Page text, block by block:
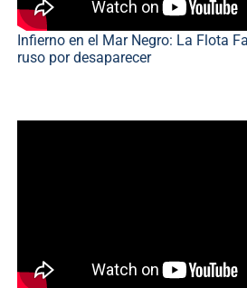
Infierno en el Mar Negro: La Flota
ruso por desaparecer